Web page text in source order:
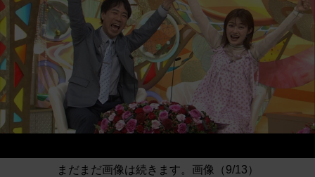
まだまだ画像は続きます。画像（9/13）